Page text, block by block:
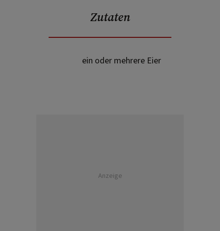
Zutaten
ein oder mehrere Eier
Anzeige